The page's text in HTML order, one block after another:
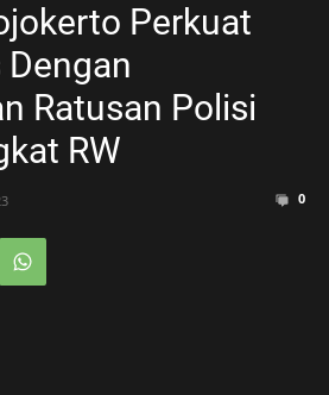
Perkuat
Ratusan Polisi
RW
0